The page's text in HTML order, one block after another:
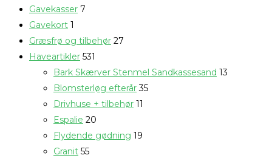
Gavekasser 7
Gavekort 1
Græsfrø og tilbehør 27
Haveartikler 531
Bark Skærver Stenmel Sandkassesand 13
Blomsterløg efterår 35
Drivhuse + tilbehør 11
Espalie 20
Flydende gødning 19
Granit 55